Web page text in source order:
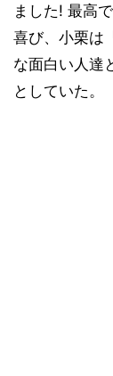
ました! 最高
喜び、小栗は
な面白い人達
としていた。